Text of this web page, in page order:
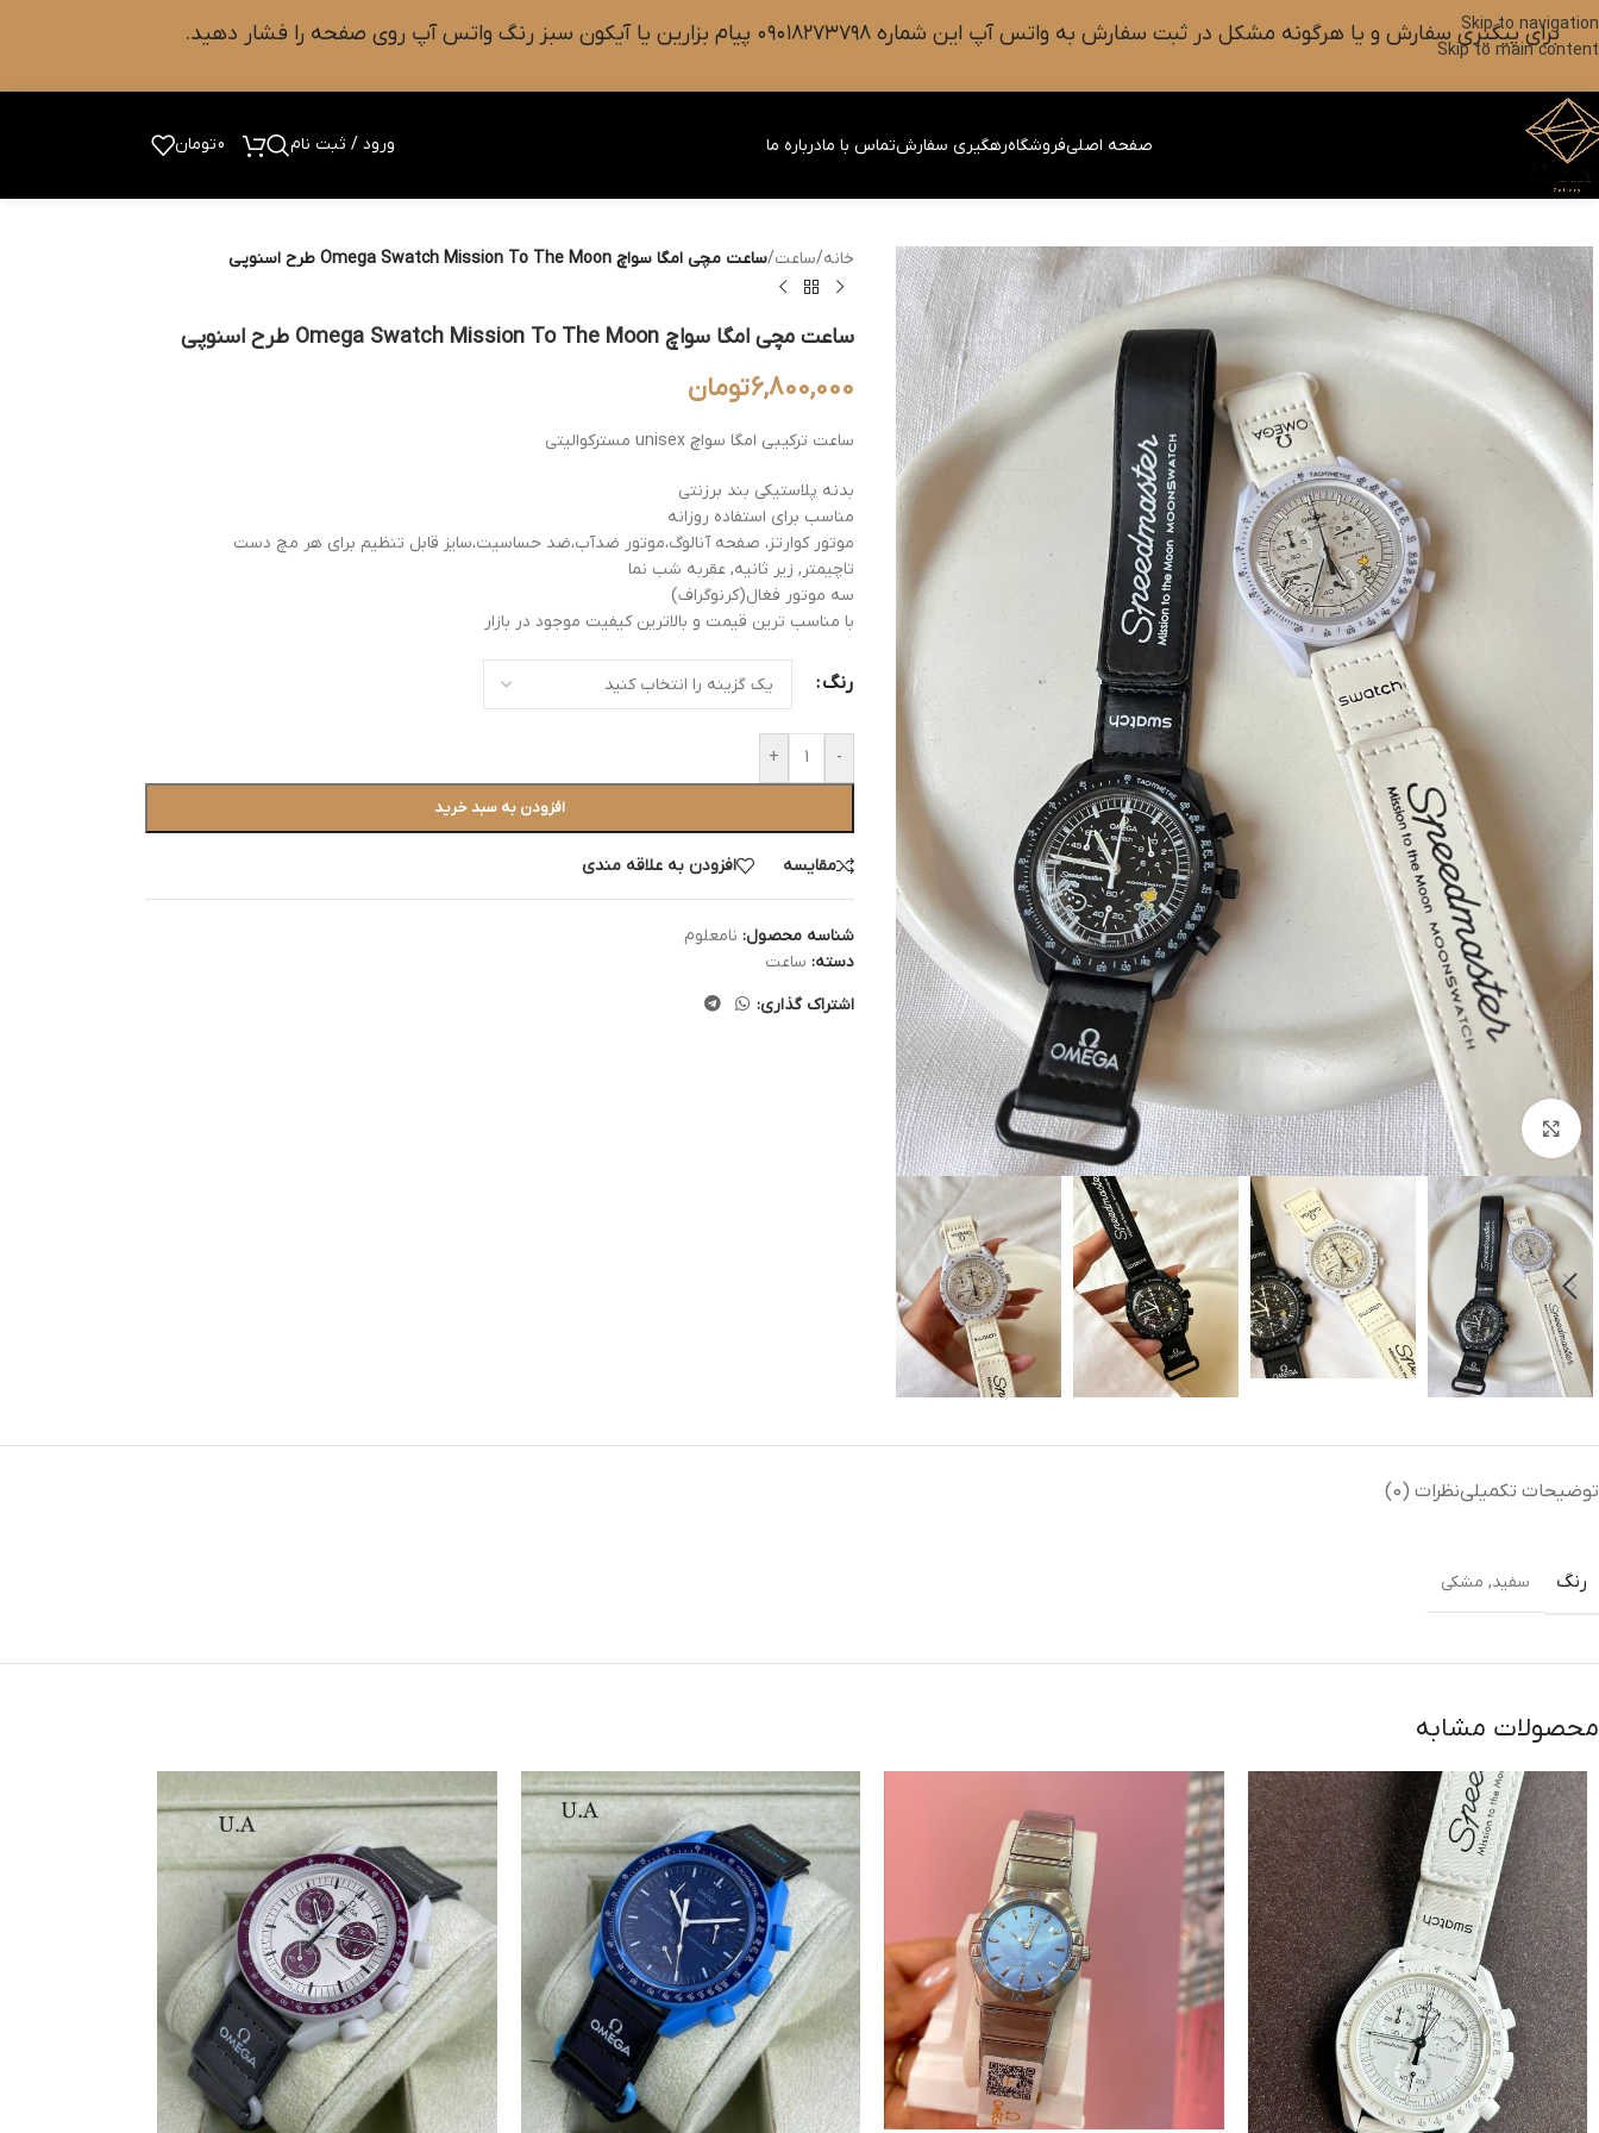
Skip to navigation
Skip to main content
برای پیگیری سفارش و یا هرگونه مشکل در ثبت سفارش به واتس آپ این شماره ۰۹۰۱۸۲۷۳۷۹۸ پیام بزارین یا آیکون سبز رنگ واتس آپ روی صفحه را فشار دهید.
صفحه اصلیفروشگاهرهگیری سفارشتماس با مادرباره ما ورود / ثبت نام 0تومان
بزرگنمایی تصویر
خانه/ساعت/ساعت مچی امگا سواچ Omega Swatch Mission To The Moon طرح اسنوپی
ساعت مچی امگا سواچ Omega Swatch Mission To The Moon طرح اسنوپی
6,800,000تومان
ساعت ترکیبی امگا سواچ unisex مسترکوالیتی
بدنه پلاستیکی بند برزنتی
مناسب برای استفاده روزانه
موتور کوارتز، صفحه آنالوگ،موتور ضدآب،ضد حساسیت،سایز قابل تنظیم برای هر مچ دست
تاچیمتر, زیر ثانیه, عقربه شب نما
سه موتور فغال(کرنوگراف)
با مناسب ترین قیمت و بالاترین کیفیت موجود در بازار
رنگ
-
+
افزودن به سبد خرید
مقایسه افزودن به علاقه مندی
شناسه محصول: نامعلوم
دسته: ساعت
اشتراک گذاری:
توضیحات تکمیلینظرات (0)
رنگ سفید, مشکی
محصولات مشابه